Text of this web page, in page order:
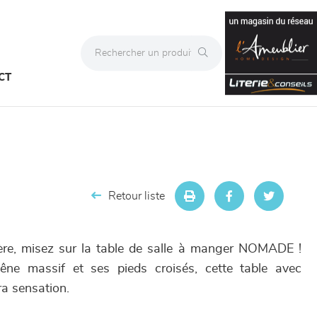
Retour liste
misez sur la table de salle à manger NOMADE !
massif et ses pieds croisés, cette table avec
sensation.